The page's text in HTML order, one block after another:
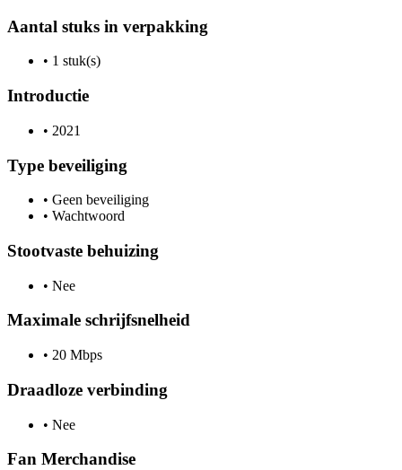
Aantal stuks in verpakking
• 1 stuk(s)
Introductie
• 2021
Type beveiliging
• Geen beveiliging
• Wachtwoord
Stootvaste behuizing
• Nee
Maximale schrijfsnelheid
• 20 Mbps
Draadloze verbinding
• Nee
Fan Merchandise